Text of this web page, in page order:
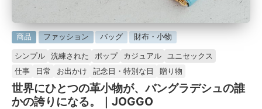
に
載
済
み
商品 ファッション バッグ 財布・小物
シンプル 洗練された ポップ カジュアル
ユニセックス
仕事
日常 お出かけ 記念日・特別な日 贈り物
世界にひとつの革小物が、バングラデシュの誰
かの誇りになる。｜JOGGO